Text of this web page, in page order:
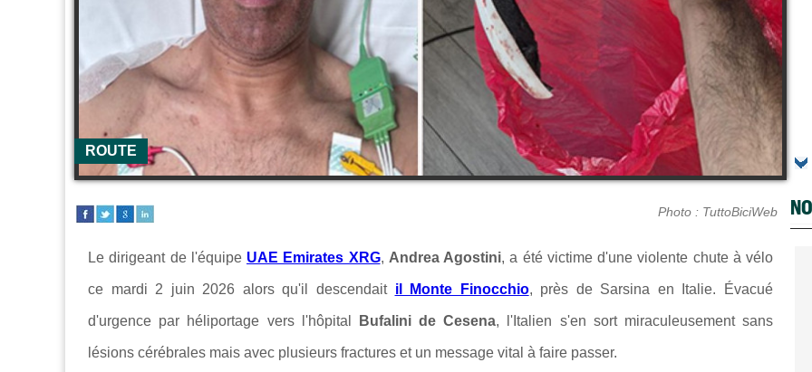
ROUTE
Photo : TuttoBiciWeb
Le dirigeant de l'équipe UAE Emirates XRG, Andrea Agostini, a été victime d'une violente chute à vélo
ce mardi 2 juin 2026 alors qu'il descendait il Monte Finocchio, près de Sarsina en Italie. Évacué
d'urgence par héliportage vers l'hôpital Bufalini de Cesena, l'Italien s'en sort miraculeusement sans
lésions cérébrales mais avec plusieurs fractures et un message vital à faire passer.